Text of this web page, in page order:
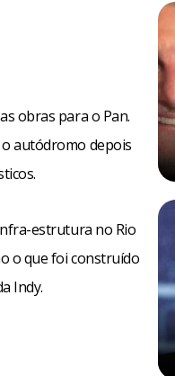
obras para o Pan.
autódromo depois
estrutura no Rio
o que foi construído
Indy.